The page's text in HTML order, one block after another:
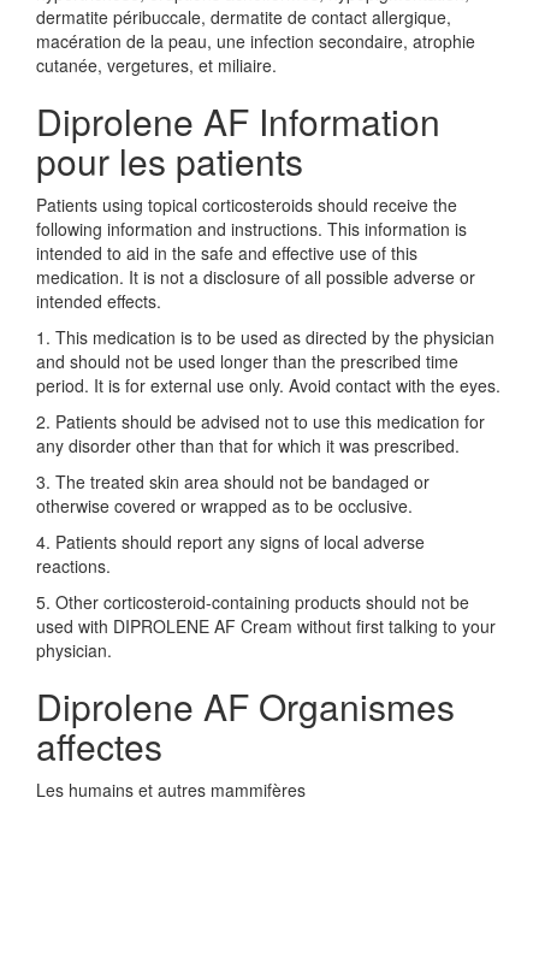
dermatite péribuccale, dermatite de contact allergique,
macération de la peau, une infection secondaire, atrophie
cutanée, vergetures, et miliaire.
Diprolene AF Information
pour les patients
Patients using topical corticosteroids should receive the
following information and instructions. This information is
intended to aid in the safe and effective use of this
medication. It is not a disclosure of all possible adverse or
intended effects.
1. This medication is to be used as directed by the physician
and should not be used longer than the prescribed time
period. It is for external use only. Avoid contact with the eyes.
2. Patients should be advised not to use this medication for
any disorder other than that for which it was prescribed.
3. The treated skin area should not be bandaged or
otherwise covered or wrapped as to be occlusive.
4. Patients should report any signs of local adverse
reactions.
5. Other corticosteroid-containing products should not be
used with DIPROLENE AF Cream without first talking to your
physician.
Diprolene AF Organismes
affectes
Les humains et autres mammifères